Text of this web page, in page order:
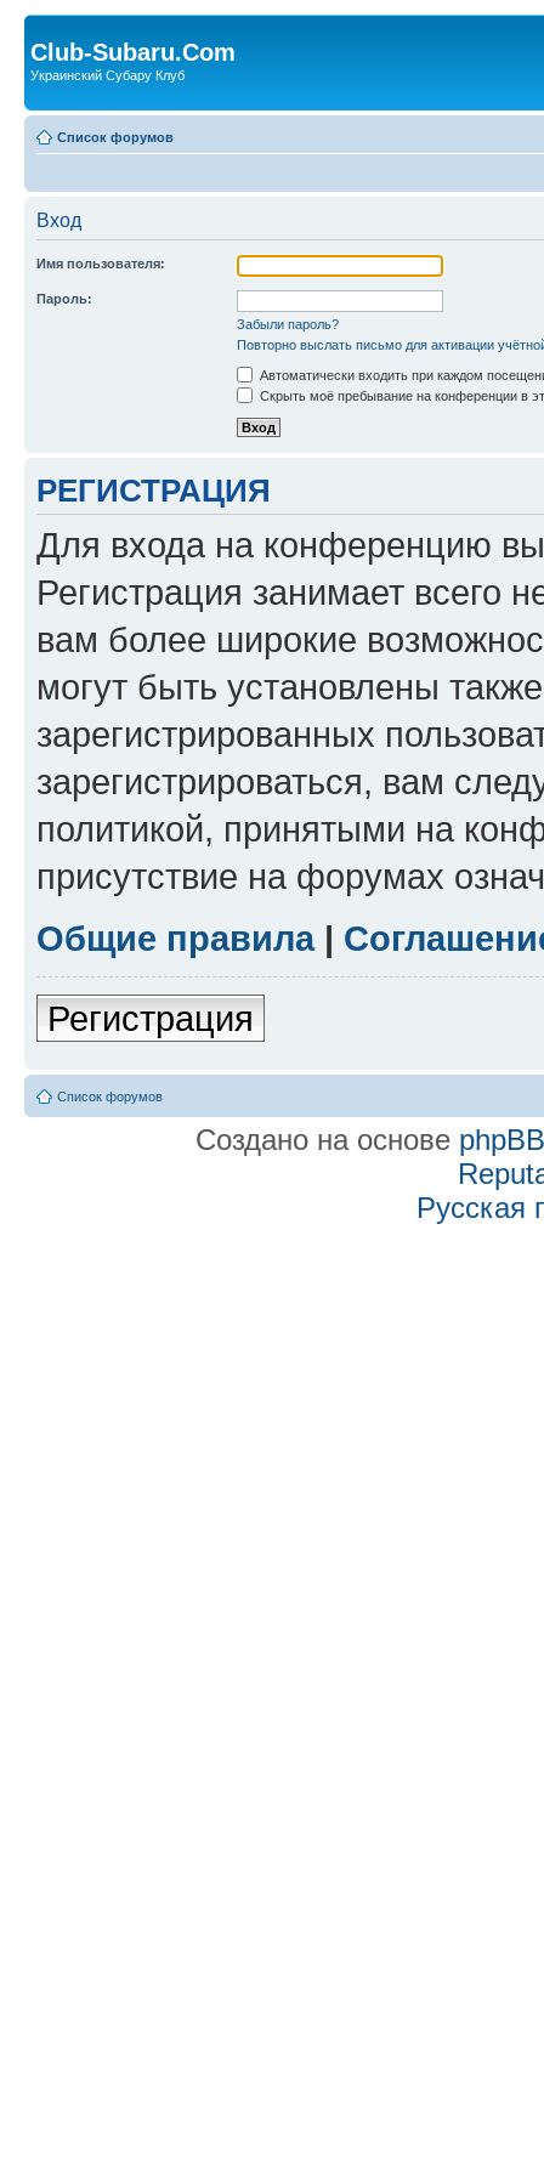
Club-Subaru.Com
Украинский Субару Клуб
Список форумов
Вход
Имя пользователя:
Пароль:
Забыли пароль?
Повторно выслать письмо для активации
Автоматически входить при каждом
Скрыть моё пребывание на конференции в
РЕГИСТРАЦИЯ
Для входа на конференцию
Регистрация занимает всего
вам более широкие
могут быть установлены
зарегистрированных
зарегистрироваться, вам
политикой, принятыми на
присутствие на форумах
Общие правила|
Регистрация
Список форумов
Создано на основе phpBB
Русская